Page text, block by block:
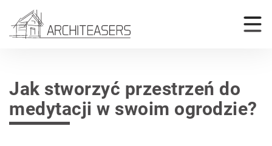
Jak stworzyć przestrzeń do
medytacji w swoim ogrodzie?